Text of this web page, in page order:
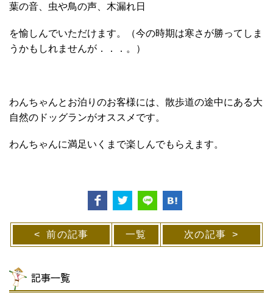
葉の音、虫や鳥の声、木漏れ日
を愉しんでいただけます。（今の時期は寒さが勝ってしま
うかもしれませんが．．．。）
わんちゃんとお泊りのお客様には、散歩道の途中にある大
自然のドッグランがオススメです。
わんちゃんに満足いくまで楽しんでもらえます。
前の記事 一覧 次の記事
記事一覧